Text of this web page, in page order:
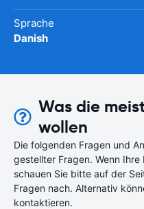
Sprache
Danish
Was die
wollen
Die folgenden Fragen und
gestellter Fragen. Wenn
schauen Sie bitte auf der
Fragen nach. Alternativ
kontaktieren.